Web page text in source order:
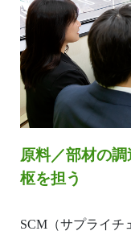
原料／部材の
枢を担う
SCM（サプライチ